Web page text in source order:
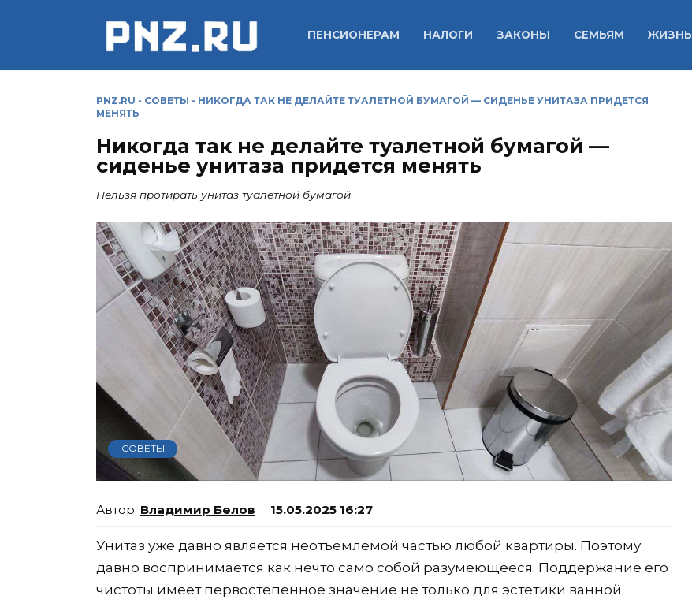
ПЕНСИОНЕРАМ НАЛОГИ ЗАКОНЫ СЕМЬЯМ ЖИЗНЬ
PNZ.RU - СОВЕТЫ - НИКОГДА ТАК НЕ ДЕЛАЙТЕ ТУАЛЕТНОЙ БУМАГОЙ — СИДЕНЬЕ УНИТАЗА ПРИДЕТСЯ
МЕНЯТЬ
Никогда так не делайте туалетной бумагой —
сиденье унитаза придется менять
Нельзя протирать унитаз туалетной бумагой
СОВЕТЫ
Владимир Белов 15.05.2025 16:27
Унитаз уже давно является неотъемлемой частью любой квартиры. Поэтому
давно воспринимается как нечто само собой разумеющееся. Поддержание его
чистоты имеет первостепенное значение не только для эстетики ванной